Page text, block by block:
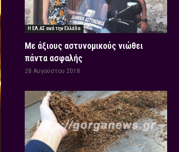
Η ΕΛ.ΑΣ ανά την Ελλάδα
Με άξιους αστυνομικούς νιώθει
πάντα ασφαλής
28 Αυγούστου 2018